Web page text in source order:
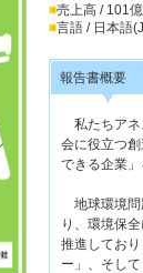
■売上高 / 101
■言語 / 日本語
報告書概要
私たちアネ
会に役立つ
できる企業」
地球環境問
り、環境保
推進してお
ー」、そし